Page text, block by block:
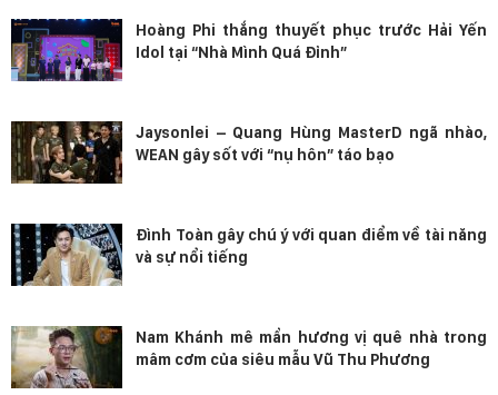
Hoàng Phi thắng thuyết phục trước Hải Yến
Idol tại “Nhà Mình Quá Đỉnh”
Jaysonlei – Quang Hùng MasterD ngã nhào,
WEAN gây sốt với “nụ hôn” táo bạo
Đình Toàn gây chú ý với quan điểm về tài năng
và sự nổi tiếng
Nam Khánh mê mẩn hương vị quê nhà trong
mâm cơm của siêu mẫu Vũ Thu Phương